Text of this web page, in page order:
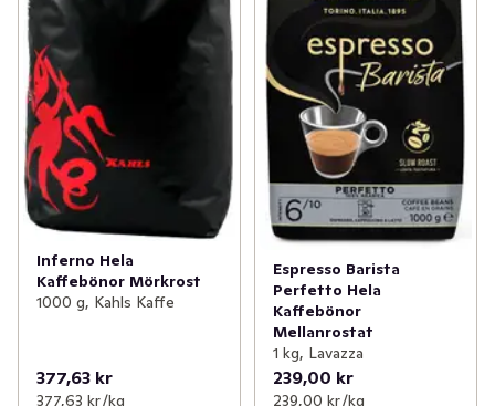
Inferno Hela
Kaffebönor Mörkrost
1000 g, Kahls Kaffe
377,63 kr
377,63 kr /kg
Espresso Barista
Perfetto Hela
Kaffebönor
Mellanrostat
1 kg, Lavazza
239,00 kr
239,00 kr /kg